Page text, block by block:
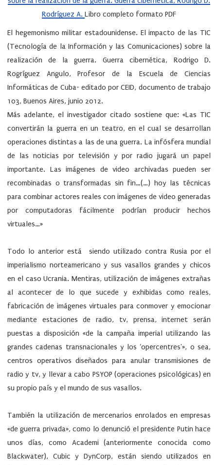
Rodríguez A. Libro completo formato PDF
El hegemonismo militar estadounidense. El impacto de las TIC
(Tecnología de la Información y las Comunicaciones) sobre la
realización de la guerra. Guerra cibernética, Rodrigo D.
Rogríguez Angulo, Profesor de la Escuela de Ciencias
Informáticas de Cuba- editado por CEID, documento de trabajo
103, Buenos Aires, junio 2012.
Más adelante, el investigador citado sostiene que: «Las TIC
convertirán la guerra en un teatro, en el cual se desarrollan
operaciones distintas a las de una guerra. La infósfera mundial
de las noticias por televisión y por radio jugará un papel
importante. Las imágenes de video archivadas pueden ser
recombinadas o transformadas sin fin…(…) hoy las técnicas
para combinar actores reales con imágenes de video generadas
por computadoras fácilmente podrían producir hechos
virtuales…»
Todo lo anterior está siendo utilizado contra Rusia por el
imperialismo norteamericano y sus vasallos grandes y chicos
en el caso Ucrania. Mentiras, utilización de imágenes extrañas
al acontecer de lo que sucede y exhibidas como reales,
fabricación de imágenes virtuales para conmover y emocionar
mediante estaciones de radio, tv, prensa, internet serán
puestas a disposición «de la campaña imperial utilizando las
grandes cadenas transnacionales y los ‘opercentres'», o sea,
centros operativos diseñados para anular transmisiones de
radio y tv, y llevar a cabo PSYOP (operaciones psicológicas) en
su propio país y el mundo de sus vasallos.
También la utilización de mercenarios enrolados en empresas
«de guerra privada», como lo denunció el presidente Putin hace
unos días, como Academi (anteriormente conocida como
Blackwater), Cubic y DynCorp, están siendo utilizados en